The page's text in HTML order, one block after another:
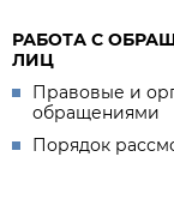
РАБОТА С
ЛИЦ
Правовые и
обращениями
Порядок